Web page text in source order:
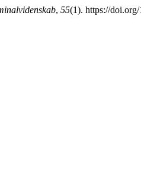
, 55(1). https://